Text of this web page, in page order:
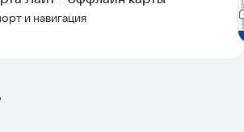
и навигация